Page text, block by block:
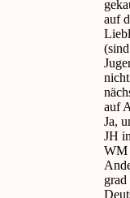
auf
auf
Ja,
JH
WM